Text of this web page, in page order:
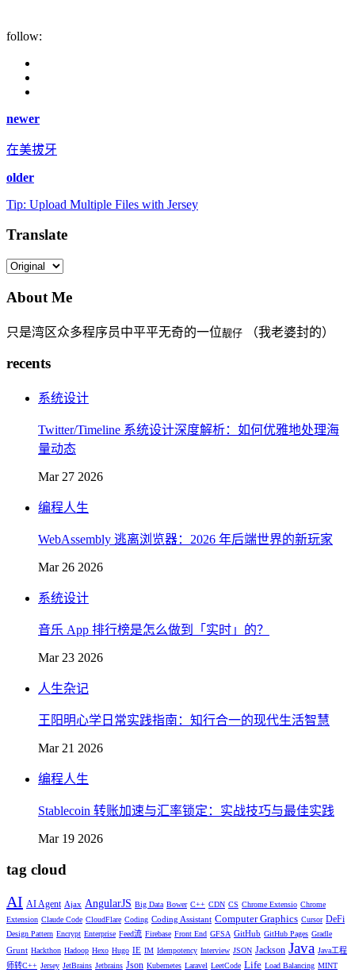
follow:
newer
在美拔牙
older
Tip: Upload Multiple Files with Jersey
Translate
About Me
只是湾区众多程序员中平平无奇的一位靓仔 （我老婆封的）
recents
系统设计
Twitter/Timeline 系统设计深度解析：如何优雅地处理海
量动态
Mar 27 2026
编程人生
WebAssembly 逃离浏览器：2026 年后端世界的新玩家
Mar 26 2026
系统设计
音乐 App 排行榜是怎么做到「实时」的？
Mar 23 2026
人生杂记
王阳明心学日常实践指南：知行合一的现代生活智慧
Mar 21 2026
编程人生
Stablecoin 转账加速与汇率锁定：实战技巧与最佳实践
Mar 19 2026
tag cloud
AI AI Agent Ajax AngularJS Big Data Bower C++ CDN CS Chrome Extensio Chrome
Extension Claude Code CloudFlare Coding Coding Assistant Computer Graphics Cursor DeFi
Design Pattern Encrypt Enterprise Feed流 Firebase Front End GFSA GitHub GitHub Pages Gradle
Grunt Hackthon Hadoop Hexo Hugo IE IM Idempotency Interview JSON Jackson Java Java工程
师转C++ Jersey JetBrains Jetbrains Json Kubernetes Laravel LeetCode Life Load Balancing MINT